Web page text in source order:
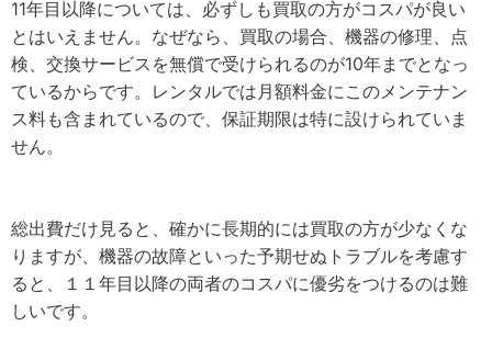
11年目以降については、必ずしも買取の方がコスパが良い
とはいえません。なぜなら、買取の場合、機器の修理、点
検、交換サービスを無償で受けられるのが10年までとなっ
ているからです。レンタルでは月額料金にこのメンテナン
ス料も含まれているので、保証期限は特に設けられていま
せん。
総出費だけ見ると、確かに長期的には買取の方が少なくな
りますが、機器の故障といった予期せぬトラブルを考慮す
ると、１１年目以降の両者のコスパに優劣をつけるのは難
しいです。